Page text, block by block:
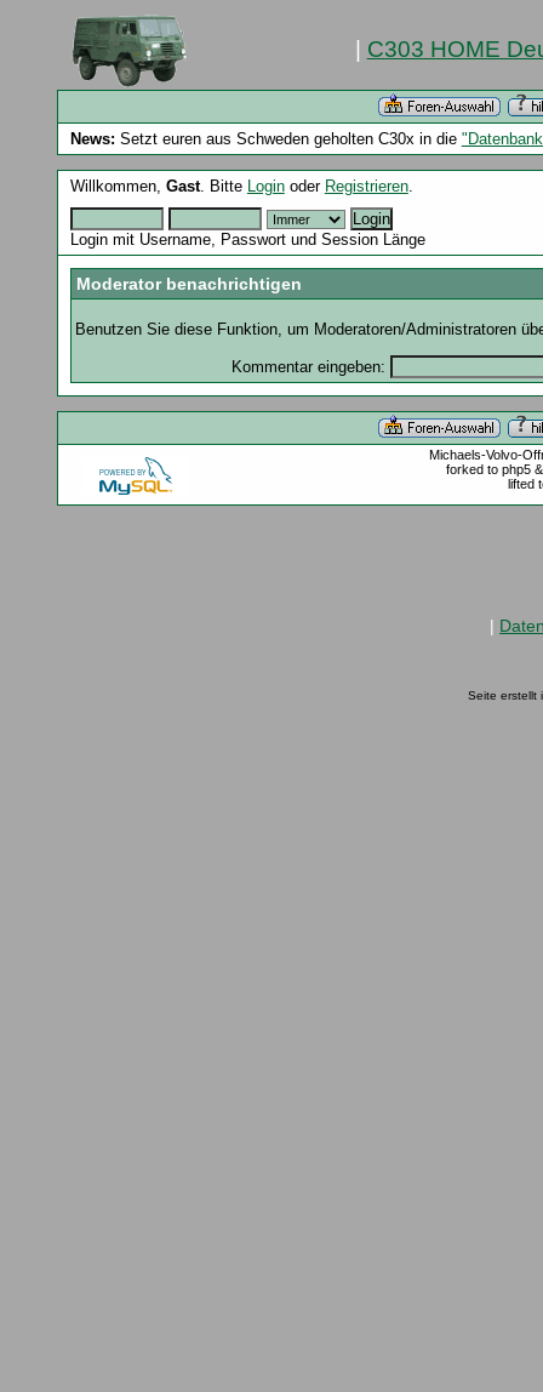
C303 HOME
News: Setzt euren aus Schweden geholten C30x in die
Willkommen, Gast. Bitte Loginoder Registrieren.
Login mit Username, Passwort und Session Länge
Moderator benachrichtigen
Benutzen Sie diese Funktion, um Moderatoren/Administratoren
Kommentar eingeben:
Michaels-Volvo-
forked to php5
lifted
|
Seite erstellt